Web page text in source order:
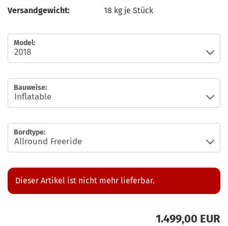
Versandgewicht:
18 kg je Stück
Model:
Bauweise:
Bordtype:
Dieser Artikel ist nicht mehr lieferbar.
1.499,00 EUR